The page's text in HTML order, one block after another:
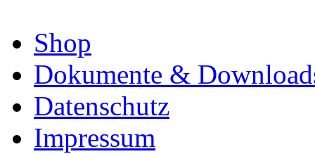
Shop
Dokumente &
Datenschutz
Impressum